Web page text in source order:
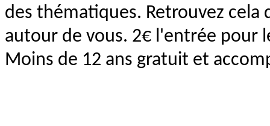
des thématiques. Retrouvez
autour de vous. 2€ l'entrée pour
Moins de 12 ans gratuit et